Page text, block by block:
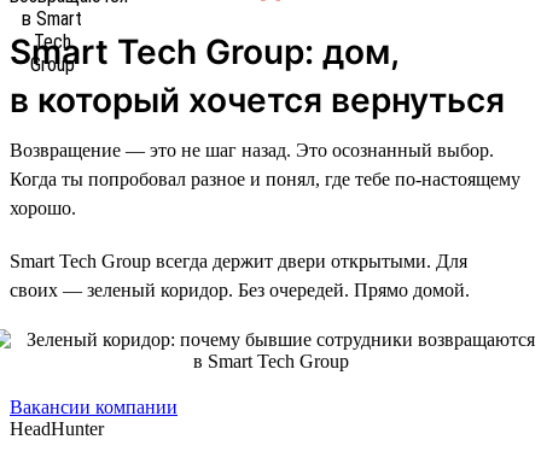
Smart Tech Group: дом,
в который хочется вернуться
Возвращение — это не шаг назад. Это осознанный выбор.
Когда ты попробовал разное и понял, где тебе по-настоящему
хорошо.
Smart Tech Group всегда держит двери открытыми. Для
своих — зеленый коридор. Без очередей. Прямо домой.
Вакансии компании
HeadHunter